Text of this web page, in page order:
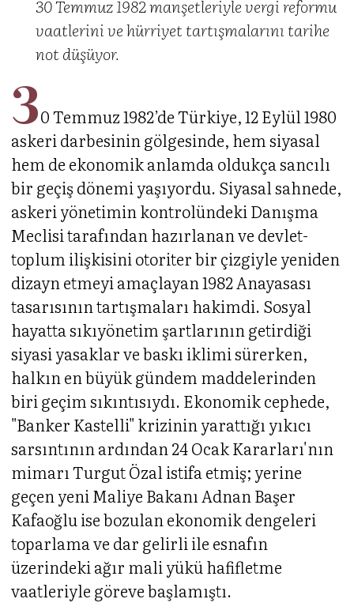
30 Temmuz 1982 manşetleriyle vergi reformu
vaatlerini ve hürriyet tartışmalarını tarihe
not düşüyor.
30 Temmuz 1982’de Türkiye, 12 Eylül 1980
askeri darbesinin gölgesinde, hem siyasal
hem de ekonomik anlamda oldukça sancılı
bir geçiş dönemi yaşıyordu. Siyasal sahnede,
askeri yönetimin kontrolündeki Danışma
Meclisi tarafından hazırlanan ve devlet-
toplum ilişkisini otoriter bir çizgiyle yeniden
dizayn etmeyi amaçlayan 1982 Anayasası
tasarısının tartışmaları hakimdi. Sosyal
hayatta sıkıyönetim şartlarının getirdiği
siyasi yasaklar ve baskı iklimi sürerken,
halkın en büyük gündem maddelerinden
biri geçim sıkıntısıydı. Ekonomik cephede,
"Banker Kastelli" krizinin yarattığı yıkıcı
sarsıntının ardından 24 Ocak Kararları'nın
mimarı Turgut Özal istifa etmiş; yerine
geçen yeni Maliye Bakanı Adnan Başer
Kafaoğlu ise bozulan ekonomik dengeleri
toparlama ve dar gelirli ile esnafın
üzerindeki ağır mali yükü hafifletme
vaatleriyle göreve başlamıştı.